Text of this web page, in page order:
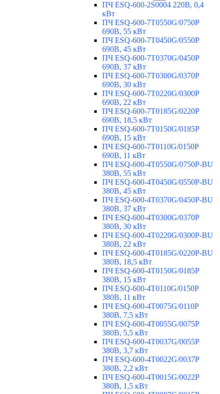
ПЧ ESQ-600-2S0004 220В, 0,4
кВт
ПЧ ESQ-600-7T0550G/0750P
690В, 55 кВт
ПЧ ESQ-600-7T0450G/0550P
690В, 45 кВт
ПЧ ESQ-600-7T0370G/0450P
690В, 37 кВт
ПЧ ESQ-600-7T0300G/0370P
690В, 30 кВт
ПЧ ESQ-600-7T0220G/0300P
690В, 22 кВт
ПЧ ESQ-600-7T0185G/0220P
690В, 18,5 кВт
ПЧ ESQ-600-7T0150G/0185P
690В, 15 кВт
ПЧ ESQ-600-7T0110G/0150P
690В, 11 кВт
ПЧ ESQ-600-4T0550G/0750P-BU
380В, 55 кВт
ПЧ ESQ-600-4T0450G/0550P-BU
380В, 45 кВт
ПЧ ESQ-600-4T0370G/0450P-BU
380В, 37 кВт
ПЧ ESQ-600-4T0300G/0370P
380В, 30 кВт
ПЧ ESQ-600-4T0220G/0300P-BU
380В, 22 кВт
ПЧ ESQ-600-4T0185G/0220P-BU
380В, 18,5 кВт
ПЧ ESQ-600-4T0150G/0185P
380В, 15 кВт
ПЧ ESQ-600-4T0110G/0150P
380В, 11 кВт
ПЧ ESQ-600-4T0075G/0110P
380В, 7,5 кВт
ПЧ ESQ-600-4T0055G/0075P
380В, 5,5 кВт
ПЧ ESQ-600-4T0037G/0055P
380В, 3,7 кВт
ПЧ ESQ-600-4T0022G/0037P
380В, 2,2 кВт
ПЧ ESQ-600-4T0015G/0022P
380В, 1,5 кВт